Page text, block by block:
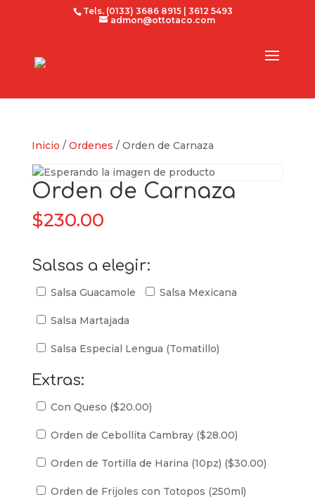
Tels. (0133) 3686 8915 | 3612 5493
admon@ottotaco.com
Inicio / Ordenes / Orden de Carnaza
Orden de Carnaza
$230.00
Salsas a elegir:
Salsa Guacamole Salsa Mexicana
Salsa Martajada
Salsa Especial Lengua (Tomatillo)
Extras:
Con Queso ($20.00)
Orden de Cebollita Cambray ($28.00)
Orden de Tortilla de Harina (10pz) ($30.00)
Orden de Frijoles con Totopos (250ml)